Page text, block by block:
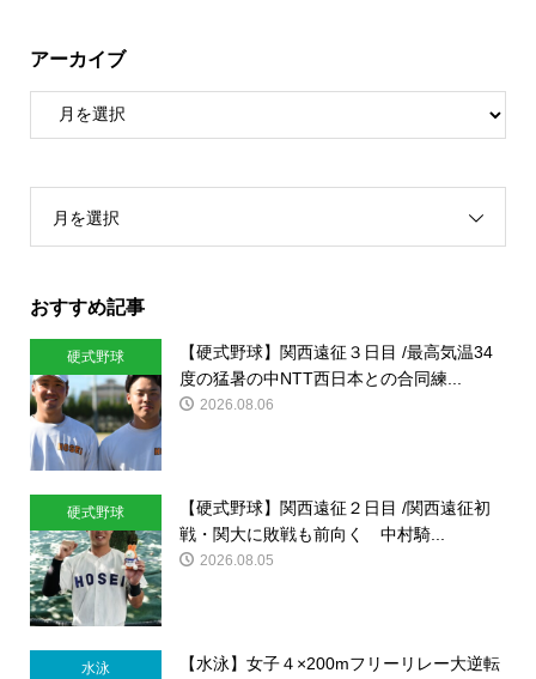
アーカイブ
月を選択
おすすめ記事
硬式野球
【硬式野球】関西遠征３日目 /最高気温34
度の猛暑の中NTT西日本との合同練...
2026.08.06
硬式野球
【硬式野球】関西遠征２日目 /関西遠征初
戦・関大に敗戦も前向く 中村騎...
2026.08.05
水泳
【水泳】女子４×200mフリーリレー大逆転